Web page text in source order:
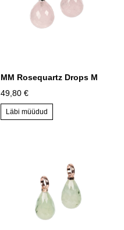
MM Rosequartz Drops M
49,80 €
Läbi müüdud